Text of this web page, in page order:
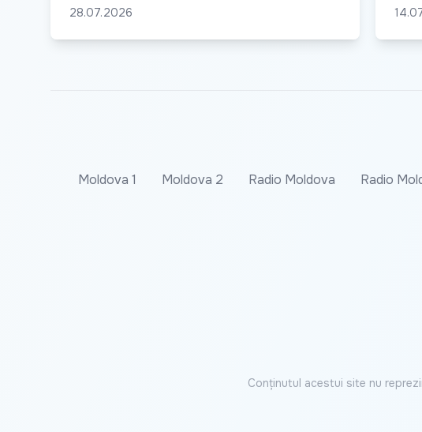
28.07.2026
Moldova 1 Moldova 2 Radio Moldova Radio
Conținutul acestui site nu